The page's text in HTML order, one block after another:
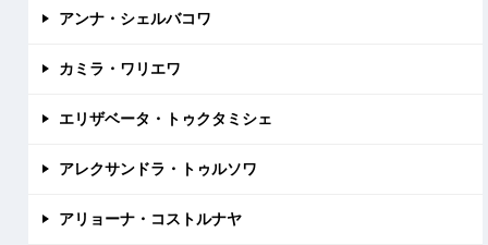
アンナ・シェルバコワ
カミラ・ワリエワ
エリザベータ・トゥクタミシェ
アレクサンドラ・トゥルソワ
アリョーナ・コストルナヤ